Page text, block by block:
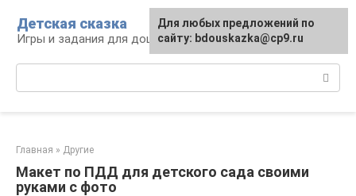
контенту
Детская сказка
Игры и задания для дошкольников
Главная » Другие
Макет по ПДД для детского сада своими
руками с фото
Для любых предложений по
сайту: bdouskazka@cp9.ru